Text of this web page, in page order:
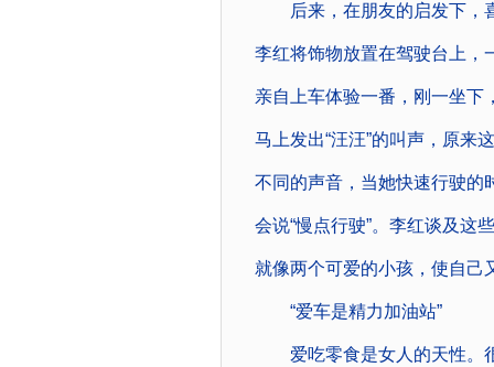
后来，在朋友的启发下，喜
李红将饰物放置在驾驶台上，
亲自上车体验一番，刚一坐下
马上发出“汪汪”的叫声，原来
不同的声音，当她快速行驶的
会说“慢点行驶”。李红谈及这
就像两个可爱的小孩，使自己
“爱车是精力加油站”
爱吃零食是女人的天性。很